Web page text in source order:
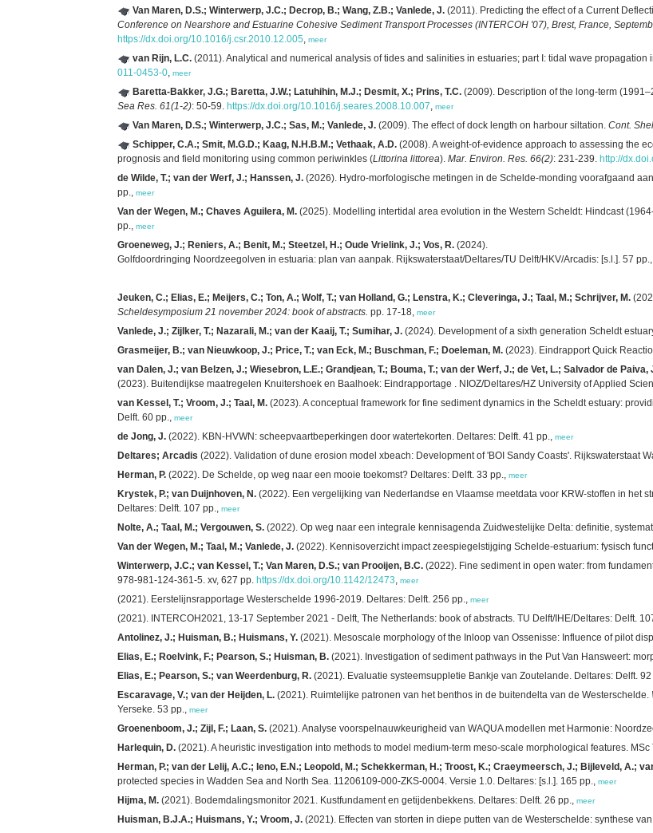
Van Maren, D.S.; Winterwerp, J.C.; Decrop, B.; Wang, Z.B.; Vanlede, J. (2011). Predicting the effect of a Current
Conference on Nearshore and Estuarine Cohesive Sediment Transport Processes (INTERCOH '07), Brest, France,
https://dx.doi.org/10.1016/j.csr.2010.12.005, meer
van Rijn, L.C. (2011). Analytical and numerical analysis of tides and salinities in estuaries; part I: tidal wave propagation
011-0453-0, meer
Baretta-Bakker, J.G.; Baretta, J.W.; Latuhihin, M.J.; Desmit, X.; Prins, T.C. (2009). Description of the long-term
Sea Res. 61(1-2): 50-59. https://dx.doi.org/10.1016/j.seares.2008.10.007, meer
Van Maren, D.S.; Winterwerp, J.C.; Sas, M.; Vanlede, J. (2009). The effect of dock length on harbour siltation. Cont.
Schipper, C.A.; Smit, M.G.D.; Kaag, N.H.B.M.; Vethaak, A.D. (2008). A weight-of-evidence approach to assessing the
prognosis and field monitoring using common periwinkles (Littorina littorea). Mar. Environ. Res. 66(2): 231-239. http://
de Wilde, T.; van der Werf, J.; Hanssen, J. (2026). Hydro-morfologische metingen in de Schelde-monding voorafgaand
pp., meer
Van der Wegen, M.; Chaves Aguilera, M. (2025). Modelling intertidal area evolution in the Western Scheldt: Hindcast
pp., meer
Groeneweg, J.; Reniers, A.; Benit, M.; Steetzel, H.; Oude Vrielink, J.; Vos, R. (2024).
Golfdoordringing Noordzeegolven in estuaria: plan van aanpak. Rijkswaterstaat/Deltares/TU Delft/HKV/Arcadis: [s.l.]. 57 pp.,
Jeuken, C.; Elias, E.; Meijers, C.; Ton, A.; Wolf, T.; van Holland, G.; Lenstra, K.; Cleveringa, J.; Taal, M.; Schrijver, M.
Scheldesymposium 21 november 2024: book of abstracts. pp. 17-18, meer
Vanlede, J.; Zijlker, T.; Nazarali, M.; van der Kaaij, T.; Sumihar, J. (2024). Development of a sixth generation Scheldt
Grasmeijer, B.; van Nieuwkoop, J.; Price, T.; van Eck, M.; Buschman, F.; Doeleman, M. (2023). Eindrapport Quick
van Dalen, J.; van Belzen, J.; Wiesebron, L.E.; Grandjean, T.; Bouma, T.; van der Werf, J.; de Vet, L.; Salvador de
(2023). Buitendijkse maatregelen Knuitershoek en Baalhoek: Eindrapportage . NIOZ/Deltares/HZ University of Applied
van Kessel, T.; Vroom, J.; Taal, M. (2023). A conceptual framework for fine sediment dynamics in the Scheldt estuary:
Delft. 60 pp., meer
de Jong, J. (2022). KBN-HVWN: scheepvaartbeperkingen door watertekorten. Deltares: Delft. 41 pp., meer
Deltares; Arcadis (2022). Validation of dune erosion model xbeach: Development of 'BOI Sandy Coasts'. Rijkswaterstaat
Herman, P. (2022). De Schelde, op weg naar een mooie toekomst? Deltares: Delft. 33 pp., meer
Krystek, P.; van Duijnhoven, N. (2022). Een vergelijking van Nederlandse en Vlaamse meetdata voor KRW-stoffen in het
Deltares: Delft. 107 pp., meer
Nolte, A.; Taal, M.; Vergouwen, S. (2022). Op weg naar een integrale kennisagenda Zuidwestelijke Delta: definitie,
Van der Wegen, M.; Taal, M.; Vanlede, J. (2022). Kennisoverzicht impact zeespiegelstijging Schelde-estuarium: fysisch
Winterwerp, J.C.; van Kessel, T.; Van Maren, D.S.; van Prooijen, B.C. (2022). Fine sediment in open water: from
978-981-124-361-5. xv, 627 pp. https://dx.doi.org/10.1142/12473, meer
(2021). Eerstelijnsrapportage Westerschelde 1996-2019. Deltares: Delft. 256 pp., meer
(2021). INTERCOH2021, 13-17 September 2021 - Delft, The Netherlands: book of abstracts. TU Delft/IHE/Deltares: Delft.
Antolinez, J.; Huisman, B.; Huismans, Y. (2021). Mesoscale morphology of the Inloop van Ossenisse: Influence of pilot
Elias, E.; Roelvink, F.; Pearson, S.; Huisman, B. (2021). Investigation of sediment pathways in the Put Van Hansweert:
Elias, E.; Pearson, S.; van Weerdenburg, R. (2021). Evaluatie systeemsuppletie Bankje van Zoutelande. Deltares: Delft. 92
Escaravage, V.; van der Heijden, L. (2021). Ruimtelijke patronen van het benthos in de buitendelta van de Westerschelde.
Yerseke. 53 pp., meer
Groenenboom, J.; Zijl, F.; Laan, S. (2021). Analyse voorspelnauwkeurigheid van WAQUA modellen met Harmonie:
Harlequin, D. (2021). A heuristic investigation into methods to model medium-term meso-scale morphological features.
Herman, P.; van der Lelij, A.C.; Ieno, E.N.; Leopold, M.; Schekkerman, H.; Troost, K.; Craeymeersch, J.; Bijleveld, A.;
protected species in Wadden Sea and North Sea. 11206109-000-ZKS-0004. Versie 1.0. Deltares: [s.l.]. 165 pp., meer
Hijma, M. (2021). Bodemdalingsmonitor 2021. Kustfundament en getijdenbekkens. Deltares: Delft. 26 pp., meer
Huisman, B.J.A.; Huismans, Y.; Vroom, J. (2021). Effecten van storten in diepe putten van de Westerschelde: synthese